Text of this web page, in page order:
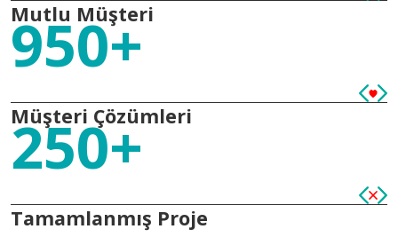
Mutlu Müşteri
950+
Müşteri Çözümleri
250+
Tamamlanmış Proje